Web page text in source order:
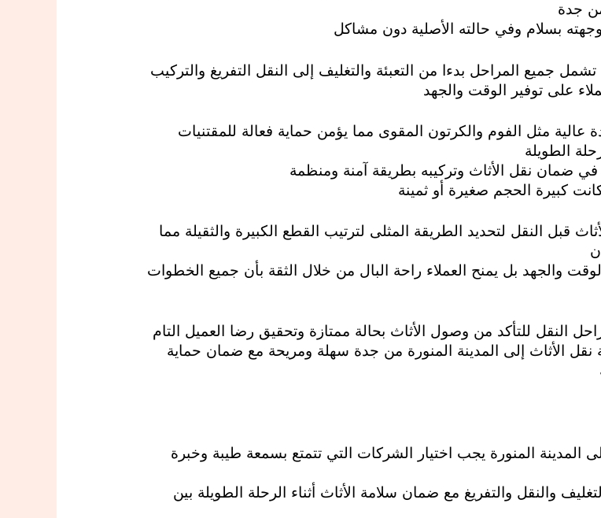
جدة
بسلام وفي حالته الأصلية دون مشاكل
جميع المراحل بدءا من التعبئة والتغليف إلى النقل التفريغ والتركيب
على توفير الوقت والجهد
مثل الفوم والكرتون المقوى مما يؤمن حماية فعالة للمقتنيات
الطويلة
نقل الأثاث وتركيبه بطريقة آمنة ومنظمة
كبيرة الحجم صغيرة أو ثمينة
قبل النقل لتحديد الطريقة المثلى لترتيب القطع الكبيرة والثقيلة مما
والجهد بل يمنح العملاء راحة البال من خلال الثقة بأن جميع الخطوات
النقل للتأكد من وصول الأثاث بحالة ممتازة وتحقيق رضا العميل التام
الأثاث إلى المدينة المنورة من جدة سهلة ومريحة مع ضمان حماية
المدينة المنورة يجب اختيار الشركات التي تتمتع بسمعة طيبة وخبرة
والنقل والتفريغ مع ضمان سلامة الأثاث أثناء الرحلة الطويلة بين